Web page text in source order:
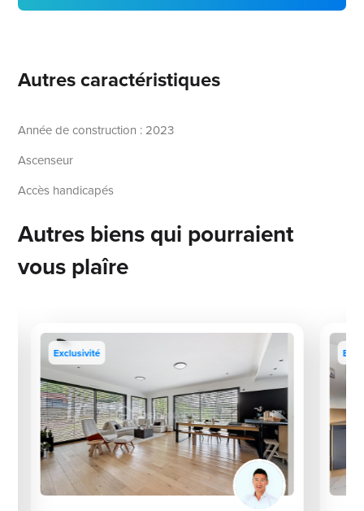
Autres caractéristiques
Année de construction : 2023
Ascenseur
Accès handicapés
Autres biens qui pourraient
vous plaîre
Exclusivité